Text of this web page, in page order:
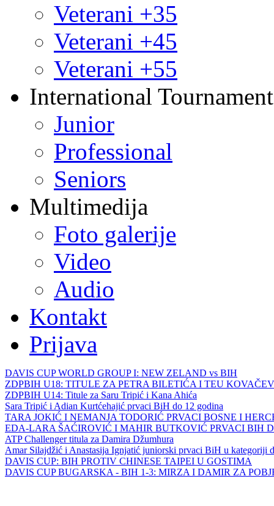
Veterani +35
Veterani +45
Veterani +55
International
Junior
Professional
Seniors
Multimedija
Foto galerije
Video
Audio
Kontakt
Prijava
DAVIS CUP WORLD GROUP I: NEW ZELAND vs BIH
ZDPBIH U18: TITULE ZA PETRA BILETIĆA I TEU
ZDPBIH U14: Titule za Saru Tripić i Kana Ahića
Sara Tripić i Adian Kurtćehajić prvaci BiH do 12 godina
TARA JOKIĆ I NEMANJA TODORIĆ PRVACI BOSNE I
EDA-LARA ŠAĆIROVIĆ I MAHIR BUTKOVIĆ PRVACI BIH
ATP Challenger titula za Damira Džumhura
Amar Silajdžić i Anastasija Ignjatić juniorski prvaci BiH u kategoriji
DAVIS CUP: BIH PROTIV CHINESE TAIPEI U GOSTIMA
DAVIS CUP BUGARSKA - BIH 1-3: MIRZA I DAMIR ZA